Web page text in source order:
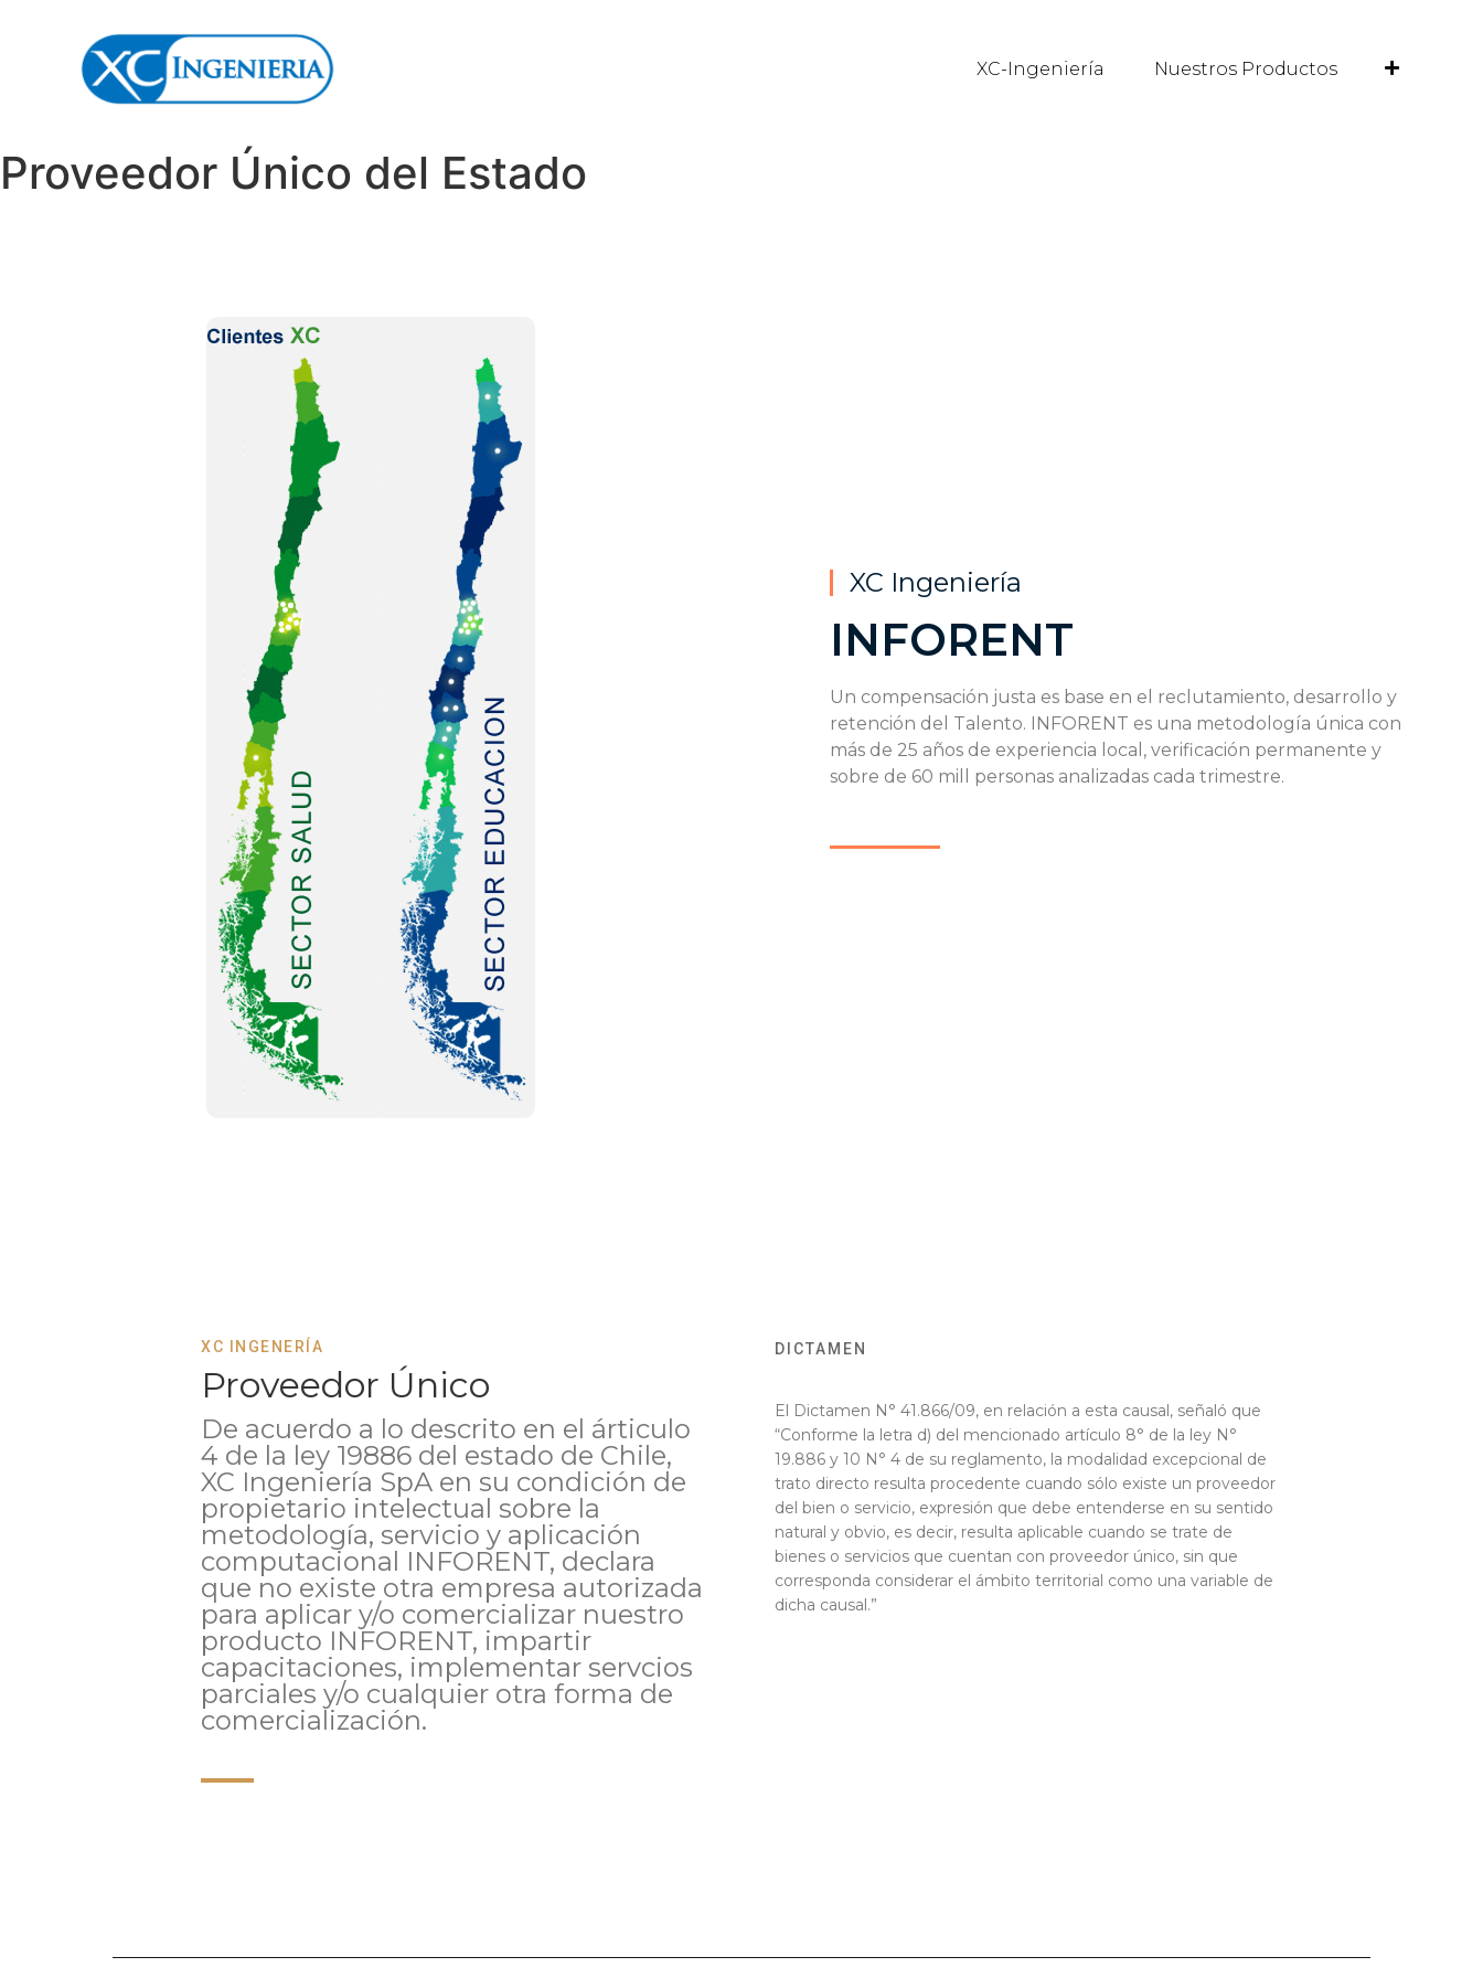
XC-Ingeniería Nuestros Productos
Proveedor Único del Estado
XC Ingeniería
INFORENT
Un compensación justa es base en el reclutamiento, desarrollo y
retención del Talento. INFORENT es una metodología única con
más de 25 años de experiencia local, verificación permanente y
sobre de 60 mill personas analizadas cada trimestre.
XC INGENERÍA
Proveedor Único
De acuerdo a lo descrito en el árticulo
4 de la ley 19886 del estado de Chile,
XC Ingeniería SpA en su condición de
propietario intelectual sobre la
metodología, servicio y aplicación
computacional INFORENT, declara
que no existe otra empresa autorizada
para aplicar y/o comercializar nuestro
producto INFORENT, impartir
capacitaciones, implementar servcios
parciales y/o cualquier otra forma de
comercialización.
DICTAMEN
El Dictamen N° 41.866/09, en relación a esta causal, señaló que
“Conforme la letra d) del mencionado artículo 8° de la ley N°
19.886 y 10 N° 4 de su reglamento, la modalidad excepcional de
trato directo resulta procedente cuando sólo existe un proveedor
del bien o servicio, expresión que debe entenderse en su sentido
natural y obvio, es decir, resulta aplicable cuando se trate de
bienes o servicios que cuentan con proveedor único, sin que
corresponda considerar el ámbito territorial como una variable de
dicha causal.”